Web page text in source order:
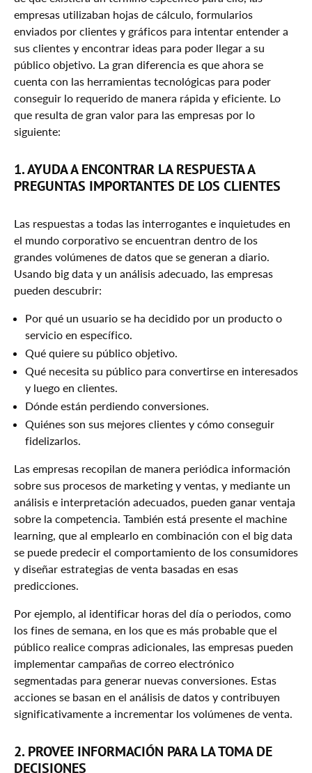
Data
Conclusión
empresas utilizaban hojas de cálculo, formularios
enviados por clientes y gráficos para intentar entender a
sus clientes y encontrar ideas para poder llegar a su
público objetivo. La gran diferencia es que ahora se
cuenta con las herramientas tecnológicas para poder
conseguir lo requerido de manera rápida y eficiente. Lo
que resulta de gran valor para las empresas por lo
siguiente:
1. AYUDA A ENCONTRAR LA RESPUESTA A
PREGUNTAS IMPORTANTES DE LOS CLIENTES
Las respuestas a todas las interrogantes e inquietudes en
el mundo corporativo se encuentran dentro de los
grandes volúmenes de datos que se generan a diario.
Usando big data y un análisis adecuado, las empresas
pueden descubrir:
Por qué un usuario se ha decidido por un producto o
servicio en específico.
Qué quiere su público objetivo.
Qué necesita su público para convertirse en interesados
y luego en clientes.
Dónde están perdiendo conversiones.
Quiénes son sus mejores clientes y cómo conseguir
fidelizarlos.
Las empresas recopilan de manera periódica información
sobre sus procesos de marketing y ventas, y mediante un
análisis e interpretación adecuados, pueden ganar ventaja
sobre la competencia. También está presente el machine
learning, que al emplearlo en combinación con el big data
se puede predecir el comportamiento de los consumidores
y diseñar estrategias de venta basadas en esas
predicciones.
Por ejemplo, al identificar horas del día o periodos, como
los fines de semana, en los que es más probable que el
público realice compras adicionales, las empresas pueden
implementar campañas de correo electrónico
segmentadas para generar nuevas conversiones. Estas
acciones se basan en el análisis de datos y contribuyen
significativamente a incrementar los volúmenes de venta.
2. PROVEE INFORMACIÓN PARA LA TOMA DE
DECISIONES